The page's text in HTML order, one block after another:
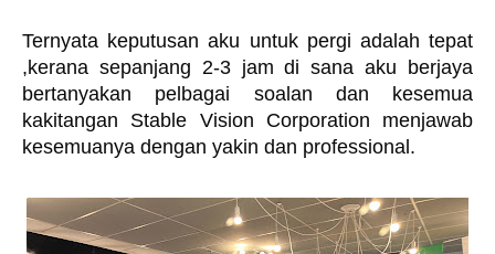
Ternyata keputusan aku untuk pergi adalah tepat
,kerana sepanjang 2-3 jam di sana aku berjaya
bertanyakan pelbagai soalan dan kesemua
kakitangan Stable Vision Corporation menjawab
kesemuanya dengan yakin dan professional.